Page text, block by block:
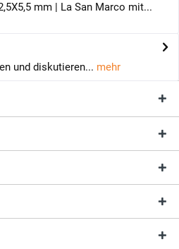
mm | La San Marco mit...
und diskutieren... mehr